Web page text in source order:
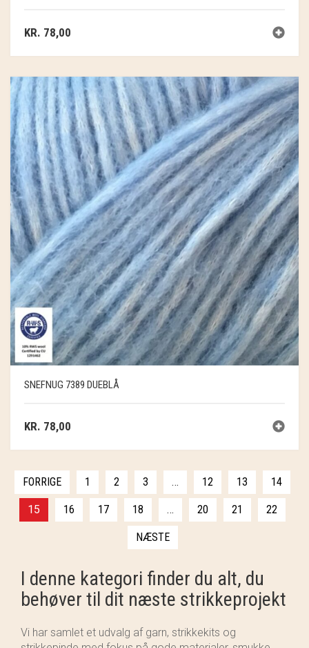
KR. 78,00
SNEFNUG 7389 DUEBLÅ
KR. 78,00
FORRIGE 1 2 3 … 12 13 14
15 16 17 18 … 20 21 22
NÆSTE
I denne kategori finder du alt, du
behøver til dit næste strikkeprojekt
Vi har samlet et udvalg af garn, strikkekits og